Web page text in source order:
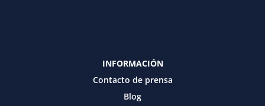
INFORMACIÓN
Contacto de prensa
Blog